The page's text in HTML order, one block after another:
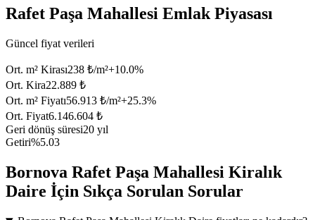
Rafet Paşa Mahallesi Emlak Piyasası
Güncel fiyat verileri
Ort. m² Kirası238 ₺/m²+10.0%
Ort. Kira22.889 ₺
Ort. m² Fiyatı56.913 ₺/m²+25.3%
Ort. Fiyat6.146.604 ₺
Geri dönüş süresi20 yıl
Getiri%5.03
Bornova Rafet Paşa Mahallesi Kiralık
Daire İçin Sıkça Sorulan Sorular